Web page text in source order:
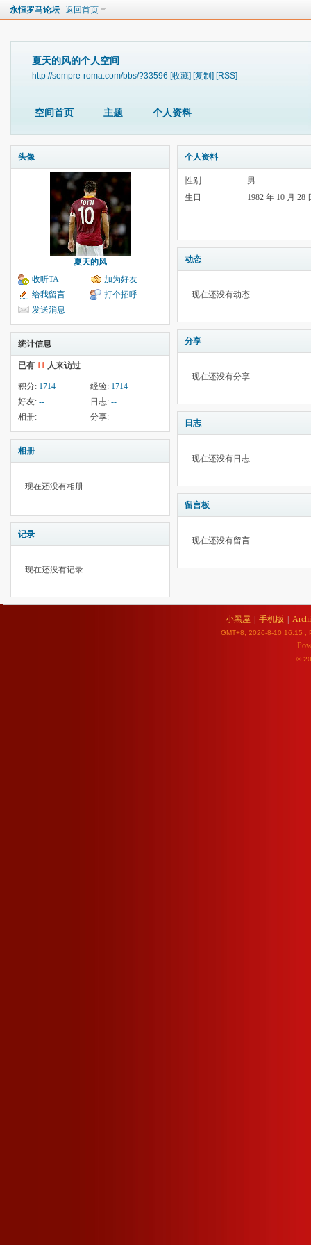
永恒罗马论坛 返回首页
夏天的风的个人空间
http://sempre-roma.com/bbs/?33596 [收藏] [复制] [RSS]
空间首页 主题 个人资料
头像
夏天的风
收听TA
加为好友
给我留言
打个招呼
发送消息
统计信息
已有 11 人来访过
积分: 1714 经验: 1714
好友: -- 日志: --
相册: -- 分享: --
相册
现在还没有相册
记录
现在还没有记录
个人资料
性别
男
生日
1982 年 10 月 28
动态
现在还没有动态
分享
现在还没有分享
日志
现在还没有日志
留言板
现在还没有留言
小黑屋 手机版
GMT+8, 2026-8-10 16:15 ,
©